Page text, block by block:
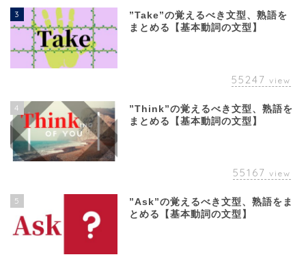
3
”Take”の覚えるべき文型、熟語を
まとめる【基本動詞の文型】
55247 view
4
”Think”の覚えるべき文型、熟語を
まとめる【基本動詞の文型】
55167 view
5
”Ask”の覚えるべき文型、熟語をま
とめる【基本動詞の文型】